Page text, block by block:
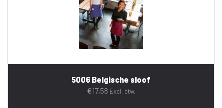
5006 Belgische sloof
€17,58 Excl. btw.